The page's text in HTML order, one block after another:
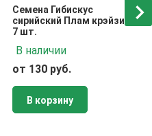
Семена Гибискус
сирийский Плам крэйзи
7 шт.
В наличии
от 130 руб.
В корзину